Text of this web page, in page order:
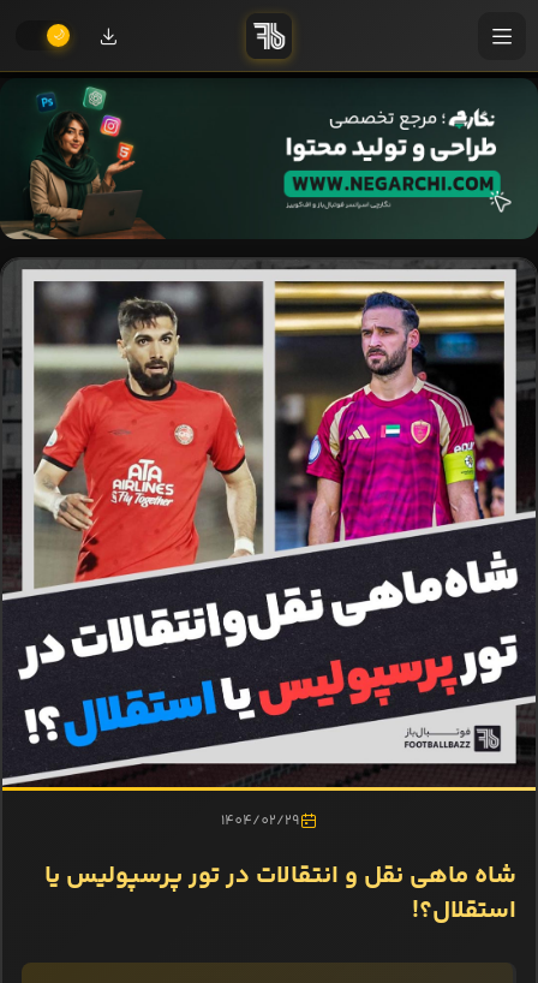
1404/02/29
شاه ماهی نقل و انتقالات در تور پرسپولیس یا
استقلال؟!